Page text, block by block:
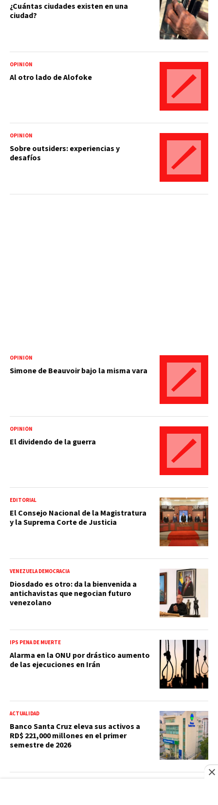
¿Cuántas ciudades existen en una
ciudad?
OPINIÓN
Al otro lado de Alofoke
OPINIÓN
Sobre outsiders: experiencias y
desafíos
OPINIÓN
Simone de Beauvoir bajo la misma vara
OPINIÓN
El dividendo de la guerra
EDITORIAL
El Consejo Nacional de la Magistratura
y la Suprema Corte de Justicia
VENEZUELA DEMOCRACIA
Diosdado es otro: da la bienvenida a
antichavistas que negocian futuro
venezolano
IPS PENA DE MUERTE
Alarma en la ONU por drástico aumento
de las ejecuciones en Irán
ACTUALIDAD
Banco Santa Cruz eleva sus activos a
RD$ 221,000 millones en el primer
semestre de 2026